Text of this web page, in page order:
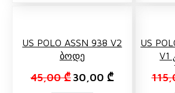
US POLO ASSN 938 V2
Ბოდე
45,00₾ Original price was:
30,00 ₾Current
US
V1